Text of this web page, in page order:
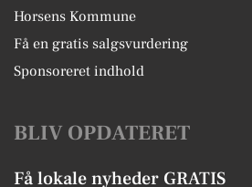
Horsens Kommune
Få en gratis salgsvurdering
Sponsoreret indhold
BLIV OPDATERET
Få lokale nyheder GRATIS